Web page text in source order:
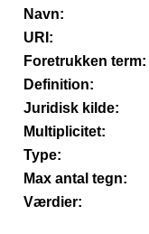
Navn:
URI:
Foretrukken term:
Definition:
Juridisk kilde:
Multiplicitet:
Type:
Max antal tegn:
Værdier: